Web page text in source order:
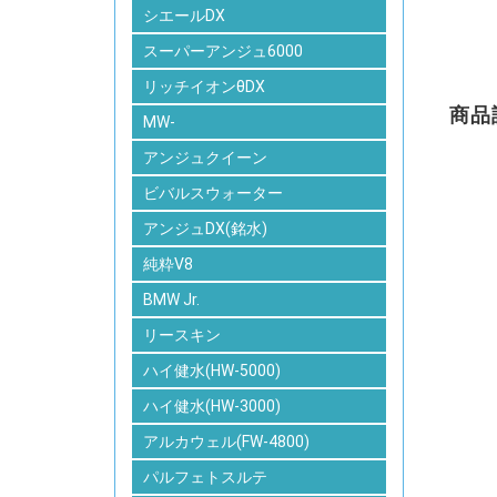
商品
シエールDX
スーパーアンジュ6000
リッチイオンθDX
MW-
アンジュクイーン
ビバルスウォーター
アンジュDX(銘水)
純粋V8
BMW Jr.
リースキン
ハイ健水(HW-5000)
ハイ健水(HW-3000)
アルカウェル(FW-4800)
パルフェトスルテ